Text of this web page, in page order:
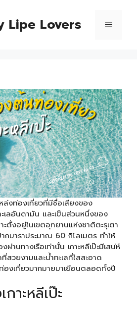
Lipe Lovers
หล่งท่องเที่ยวที่มีชื่อเสียงของ
เลอันดามัน และเป็นส่วนหนึ่งของ
ตั้งอยู่ในเขตอุทยานแห่งชาติตะรุเตา
กบาราประมาณ 60 กิโลเมตร ทำให้
ผ่านทางเรือเท่านั้น เกาะหลีเป๊ะมีเสน่ห์
วยงามและน้ำทะเลที่ใสสะอาด
องเที่ยวมากมายมาเยือนตลอดทั้งปี
าะหลีเป๊ะ